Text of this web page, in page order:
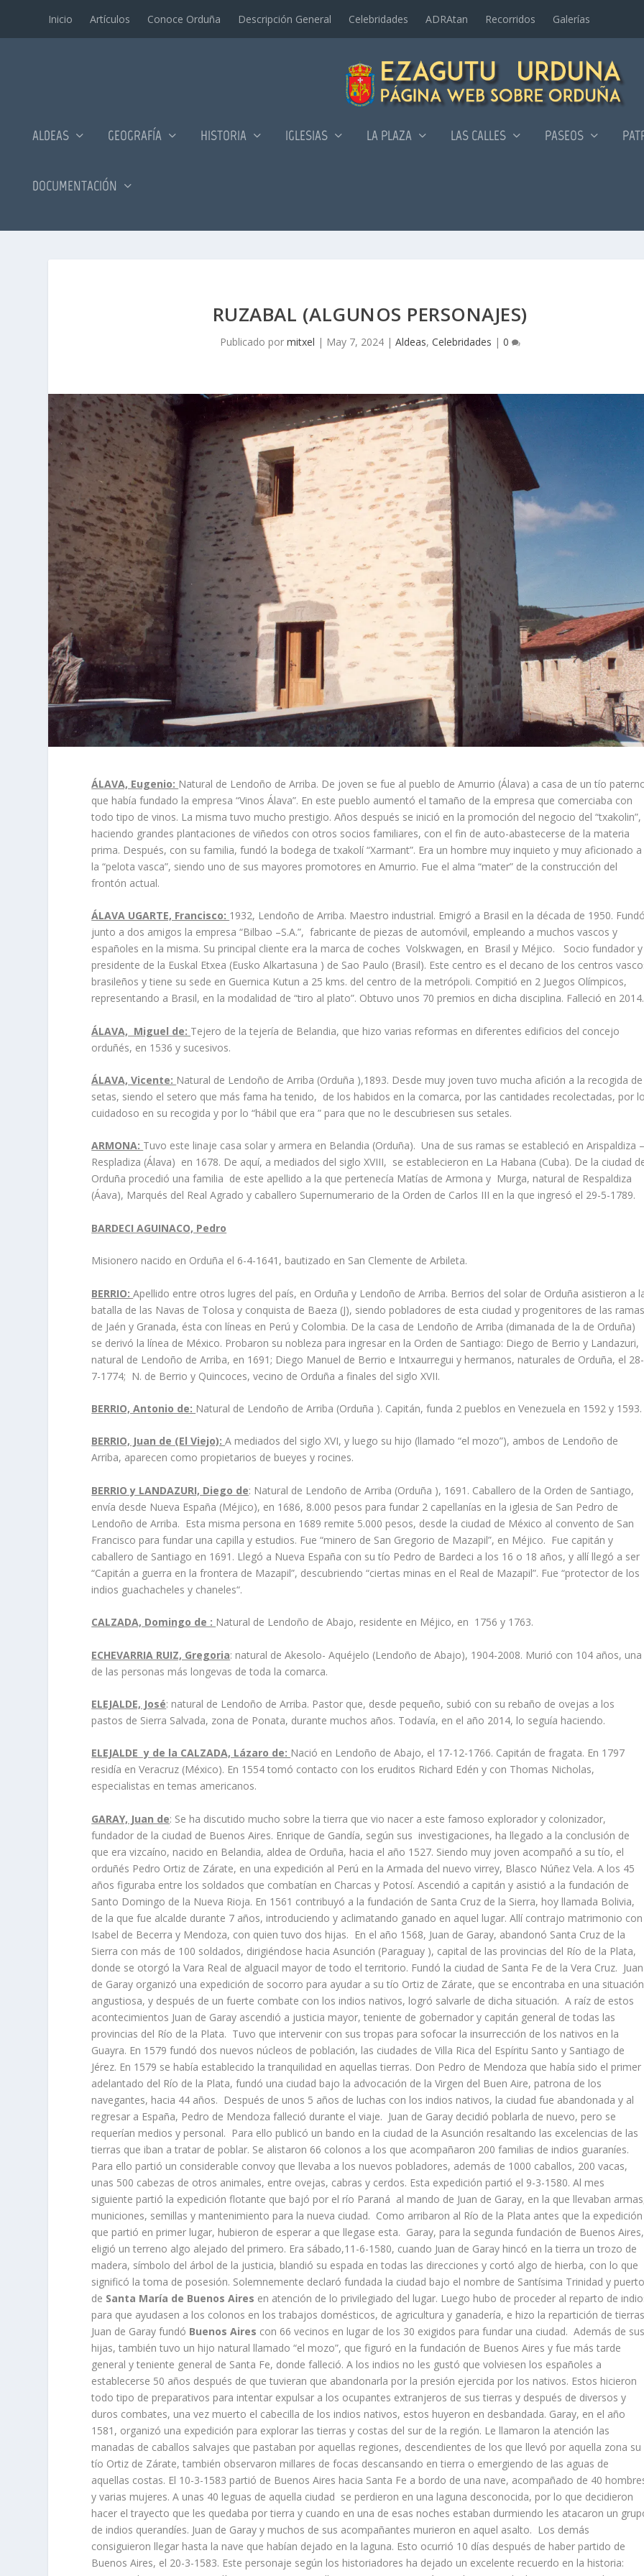
Inicio Artí­culos Conoce Orduña Descripción General Celebridades ADRAtan Recorridos Galerí­as
ALDEAS GEOGRAFÍA HISTORIA IGLESIAS LA PLAZA LAS CALLES PASEOS
DOCUMENTACIÓN
RUZABAL (ALGUNOS PERSONAJES)
Publicado por mitxel | May 7, 2024| Aldeas, Celebridades | 0
ÁLAVA, Eugenio: Natural de Lendoño de Arriba. De joven se fue al pueblo de Amurrio (Álava) a casa de un tío
que había fundado la empresa “Vinos Álava”. En este pueblo aumentó el tamaño de la empresa que comerciaba con
todo tipo de vinos. La misma tuvo mucho prestigio. Años después se inició en la promoción del negocio del “txakolin”,
haciendo grandes plantaciones de viñedos con otros socios familiares, con el fin de auto-abastecerse de la materia
prima. Después, con su familia, fundó la bodega de txakolí “Xarmant”. Era un hombre muy inquieto y muy aficionado a
la “pelota vasca”, siendo uno de sus mayores promotores en Amurrio. Fue el alma “mater” de la construcción del
frontón actual.
ÁLAVA UGARTE, Francisco: 1932, Lendoño de Arriba. Maestro industrial. Emigró a Brasil en la década de 1950. Fundó
junto a dos amigos la empresa “Bilbao –S.A.”, fabricante de piezas de automóvil, empleando a muchos vascos y
españoles en la misma. Su principal cliente era la marca de coches Volskwagen, en Brasil y Méjico. Socio fundador y
presidente de la Euskal Etxea (Eusko Alkartasuna ) de Sao Paulo (Brasil). Este centro es el decano de los centros
brasileños y tiene su sede en Guernica Kutun a 25 kms. del centro de la metrópoli. Compitió en 2 Juegos Olímpicos,
representando a Brasil, en la modalidad de “tiro al plato”. Obtuvo unos 70 premios en dicha disciplina. Falleció en 2014.
ÁLAVA, Miguel de: Tejero de la tejería de Belandia, que hizo varias reformas en diferentes edificios del concejo
orduñés, en 1536 y sucesivos.
ÁLAVA, Vicente: Natural de Lendoño de Arriba (Orduña ),1893. Desde muy joven tuvo mucha afición a la recogida de
setas, siendo el setero que más fama ha tenido, de los habidos en la comarca, por las cantidades recolectadas, por lo
cuidadoso en su recogida y por lo “hábil que era ” para que no le descubriesen sus setales.
ARMONA: Tuvo este linaje casa solar y armera en Belandia (Orduña). Una de sus ramas se estableció en Arispaldiza –
Respladiza (Álava) en 1678. De aquí, a mediados del siglo XVIII, se establecieron en La Habana (Cuba). De la ciudad
Orduña procedió una familia de este apellido a la que pertenecía Matías de Armona y Murga, natural de Respaldiza
(Áava), Marqués del Real Agrado y caballero Supernumerario de la Orden de Carlos III en la que ingresó el 29-5-1789.
BARDECI AGUINACO, Pedro
Misionero nacido en Orduña el 6-4-1641, bautizado en San Clemente de Arbileta.
BERRIO:Apellido entre otros lugres del país, en Orduña y Lendoño de Arriba. Berrios del solar de Orduña asistieron a
batalla de las Navas de Tolosa y conquista de Baeza (J), siendo pobladores de esta ciudad y progenitores de las ramas
de Jaén y Granada, ésta con líneas en Perú y Colombia. De la casa de Lendoño de Arriba (dimanada de la de Orduña)
se derivó la línea de México. Probaron su nobleza para ingresar en la Orden de Santiago: Diego de Berrio y Landazuri,
natural de Lendoño de Arriba, en 1691; Diego Manuel de Berrio e Intxaurregui y hermanos, naturales de Orduña, el 28-
7-1774; N. de Berrio y Quincoces, vecino de Orduña a finales del siglo XVII.
BERRIO, Antonio de: Natural de Lendoño de Arriba (Orduña ). Capitán, funda 2 pueblos en Venezuela en 1592 y 1593.
BERRIO, Juan de (El Viejo):A mediados del siglo XVI, y luego su hijo (llamado “el mozo”), ambos de Lendoño de
Arriba, aparecen como propietarios de bueyes y rocines.
BERRIO y LANDAZURI, Diego de: Natural de Lendoño de Arriba (Orduña ), 1691. Caballero de la Orden de Santiago,
envía desde Nueva España (Méjico), en 1686, 8.000 pesos para fundar 2 capellanías en la iglesia de San Pedro de
Lendoño de Arriba. Esta misma persona en 1689 remite 5.000 pesos, desde la ciudad de México al convento de San
Francisco para fundar una capilla y estudios. Fue “minero de San Gregorio de Mazapil”, en Méjico. Fue capitán y
caballero de Santiago en 1691. Llegó a Nueva España con su tío Pedro de Bardeci a los 16 o 18 años, y allí llegó a ser
“Capitán a guerra en la frontera de Mazapil”, descubriendo “ciertas minas en el Real de Mazapil”. Fue “protector de los
indios guachacheles y chaneles“.
CALZADA, Domingo de : Natural de Lendoño de Abajo, residente en Méjico, en 1756 y 1763.
ECHEVARRIA RUIZ, Gregoria: natural de Akesolo- Aquéjelo (Lendoño de Abajo), 1904-2008. Murió con 104 años, una
de las personas más longevas de toda la comarca.
ELEJALDE, José: natural de Lendoño de Arriba. Pastor que, desde pequeño, subió con su rebaño de ovejas a los
pastos de Sierra Salvada, zona de Ponata, durante muchos años. Todavía, en el año 2014, lo seguía haciendo.
ELEJALDE y de la CALZADA, Lázaro de: Nació en Lendoño de Abajo, el 17-12-1766. Capitán de fragata. En 1797
residía en Veracruz (México). En 1554 tomó contacto con los eruditos Richard Edén y con Thomas Nicholas,
especialistas en temas americanos.
GARAY, Juan de: Se ha discutido mucho sobre la tierra que vio nacer a este famoso explorador y colonizador,
fundador de la ciudad de Buenos Aires. Enrique de Gandía, según sus investigaciones, ha llegado a la conclusión de
que era vizcaíno, nacido en Belandia, aldea de Orduña, hacia el año 1527. Siendo muy joven acompañó a su tío, el
orduñés Pedro Ortiz de Zárate, en una expedición al Perú en la Armada del nuevo virrey, Blasco Núñez Vela. A los 45
años figuraba entre los soldados que combatían en Charcas y Potosí. Ascendió a capitán y asistió a la fundación de
Santo Domingo de la Nueva Rioja. En 1561 contribuyó a la fundación de Santa Cruz de la Sierra, hoy llamada Bolivia,
de la que fue alcalde durante 7 años, introduciendo y aclimatando ganado en aquel lugar. Allí contrajo matrimonio con
Isabel de Becerra y Mendoza, con quien tuvo dos hijas. En el año 1568, Juan de Garay, abandonó Santa Cruz de la
Sierra con más de 100 soldados, dirigiéndose hacia Asunción (Paraguay ), capital de las provincias del Río de la Plata,
donde se otorgó la Vara Real de alguacil mayor de todo el territorio. Fundó la ciudad de Santa Fe de la Vera Cruz. Juan
de Garay organizó una expedición de socorro para ayudar a su tío Ortiz de Zárate, que se encontraba en una situación
angustiosa, y después de un fuerte combate con los indios nativos, logró salvarle de dicha situación. A raíz de estos
acontecimientos Juan de Garay ascendió a justicia mayor, teniente de gobernador y capitán general de todas las
provincias del Río de la Plata. Tuvo que intervenir con sus tropas para sofocar la insurrección de los nativos en la
Guayra. En 1579 fundó dos nuevos núcleos de población, las ciudades de Villa Rica del Espíritu Santo y Santiago de
Jérez. En 1579 se había establecido la tranquilidad en aquellas tierras. Don Pedro de Mendoza que había sido el primer
adelantado del Río de la Plata, fundó una ciudad bajo la advocación de la Virgen del Buen Aire, patrona de los
navegantes, hacia 44 años. Después de unos 5 años de luchas con los indios nativos, la ciudad fue abandonada y al
regresar a España, Pedro de Mendoza falleció durante el viaje. Juan de Garay decidió poblarla de nuevo, pero se
requerían medios y personal. Para ello publicó un bando en la ciudad de la Asunción resaltando las excelencias de las
tierras que iban a tratar de poblar. Se alistaron 66 colonos a los que acompañaron 200 familias de indios guaraníes.
Para ello partió un considerable convoy que llevaba a los nuevos pobladores, además de 1000 caballos, 200 vacas,
unas 500 cabezas de otros animales, entre ovejas, cabras y cerdos. Esta expedición partió el 9-3-1580. Al mes
siguiente partió la expedición flotante que bajó por el río Paraná al mando de Juan de Garay, en la que llevaban
municiones, semillas y mantenimiento para la nueva ciudad. Como arribaron al Río de la Plata antes que la expedición
que partió en primer lugar, hubieron de esperar a que llegase esta. Garay, para la segunda fundación de Buenos Aires,
eligió un terreno algo alejado del primero. Era sábado,11-6-1580, cuando Juan de Garay hincó en la tierra un trozo de
madera, símbolo del árbol de la justicia, blandió su espada en todas las direcciones y cortó algo de hierba, con lo que
significó la toma de posesión. Solemnemente declaró fundada la ciudad bajo el nombre de Santísima Trinidad y puerto
de Santa María de Buenos Aires en atención de lo privilegiado del lugar. Luego hubo de proceder al reparto de
para que ayudasen a los colonos en los trabajos domésticos, de agricultura y ganadería, e hizo la repartición de
Juan de Garay fundó Buenos Aires con 66 vecinos en lugar de los 30 exigidos para fundar una ciudad. Además de sus
hijas, también tuvo un hijo natural llamado “el mozo”, que figuró en la fundación de Buenos Aires y fue más tarde
general y teniente general de Santa Fe, donde falleció. A los indios no les gustó que volviesen los españoles a
establecerse 50 años después de que tuvieran que abandonarla por la presión ejercida por los nativos. Estos hicieron
todo tipo de preparativos para intentar expulsar a los ocupantes extranjeros de sus tierras y después de diversos y
duros combates, una vez muerto el cabecilla de los indios nativos, estos huyeron en desbandada. Garay, en el año
1581, organizó una expedición para explorar las tierras y costas del sur de la región. Le llamaron la atención las
manadas de caballos salvajes que pastaban por aquellas regiones, descendientes de los que llevó por aquella zona su
tío Ortiz de Zárate, también observaron millares de focas descansando en tierra o emergiendo de las aguas de
aquellas costas. El 10-3-1583 partió de Buenos Aires hacia Santa Fe a bordo de una nave, acompañado de 40
y varias mujeres. A unas 40 leguas de aquella ciudad se perdieron en una laguna desconocida, por lo que decidieron
hacer el trayecto que les quedaba por tierra y cuando en una de esas noches estaban durmiendo les atacaron un
de indios querandíes. Juan de Garay y muchos de sus acompañantes murieron en aquel asalto. Los demás
consiguieron llegar hasta la nave que habían dejado en la laguna. Esto ocurrió 10 días después de haber partido de
Buenos Aires, el 20-3-1583. Este personaje según los historiadores ha dejado un excelente recuerdo en la historia: